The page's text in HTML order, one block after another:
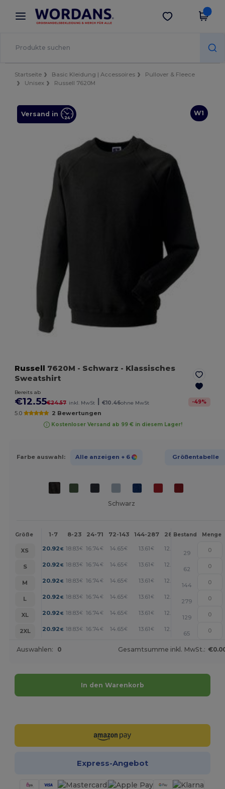
× Wordans App
Bessere Preise in der App!
App holen
Startseite Basic Kleidung | Accessoires
Pullover & Fleece
Unisex
Russell 7620M
W1
Versand in
Russell 7620M - Schwarz - Klassisches
Sweatshirt
Bereits ab
€12.55€24.57 inkl. MwSt | €10.46ohne MwSt -49%
5.0 2 Bewertungen
Kostenloser Versand ab 99 € in diesem Lager!
Farbe auswahl: Alle anzeigen + 6 Größentabelle
Schwarz
Größe 1-7 8-23 24-71 72-143 144-287 288 + Mehr
Bestand Menge
XS 20.92 € 18.83€ 16.74 € 14.65€ 13.61 € 12.55
29
S
20.92 € 18.83€ 16.74 € 14.65€ 13.61 € 12.55
62
M
20.92 € 18.83€ 16.74 € 14.65€ 13.61 € 12.55
144
L
20.92 € 18.83€ 16.74 € 14.65€ 13.61 € 12.55 +
279
XL
20.92 € 18.83€ 16.74 € 14.65€ 13.61 € 12.55
129
2XL
20.92 € 18.83€ 16.74 € 14.65€ 13.61 € 12.55
65
Auswahlen: 0 Gesamtsumme inkl. MwSt.:
In den Warenkorb
Express-Angebot